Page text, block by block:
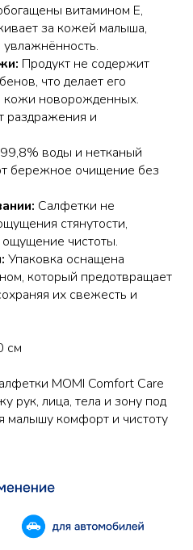
витамином E,
за кожей малыша,
увлажнённость.
Продукт не содержит
что делает его
кожи новорожденных.
раздражения и
99,8% воды и нетканый
бережное очищение без
Салфетки не
стянутости,
чистоты.
Упаковка оснащена
который предотвращает
их свежесть и
см
MOMI Comfort Care
рук, лица, тела и зону под
малышу комфорт и чистоту